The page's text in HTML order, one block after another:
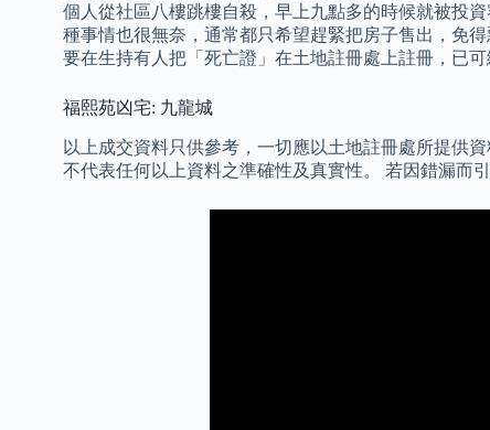
個人從社區八樓跳樓自殺，早上九點多的時候就被投
種事情也很無奈，通常都只希望趕緊把房子售出，免
要在生持有人把「死亡證」在土地註冊處上註冊，已
福熙苑凶宅: 九龍城
以上成交資料只供參考，一切應以土地註冊處所提供
不代表任何以上資料之準確性及真實性。 若因錯漏而